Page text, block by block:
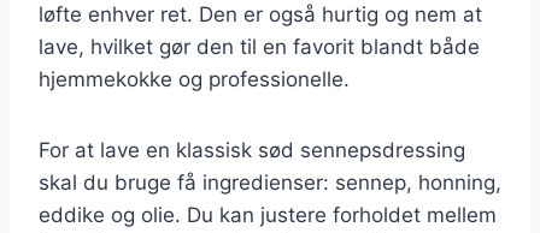
løfte enhver ret. Den er også hurtig og nem at
lave, hvilket gør den til en favorit blandt både
hjemmekokke og professionelle.
For at lave en klassisk sød sennepsdressing
skal du bruge få ingredienser: sennep, honning,
eddike og olie. Du kan justere forholdet mellem